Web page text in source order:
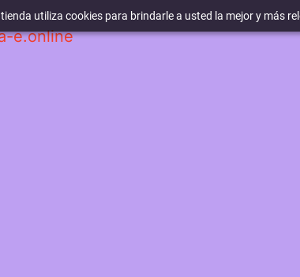
utiliza cookies para brindarle a usted la mejor y más
e.online